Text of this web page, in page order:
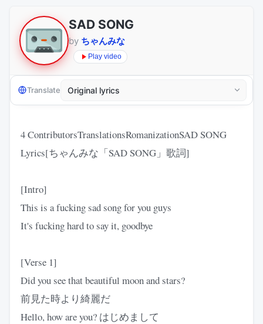
SAD SONG
by ちゃんみな
Play video
Translate
4 ContributorsTranslationsRomanizationSAD SONG
Lyrics[ちゃんみな「SAD SONG」歌詞]
[Intro]
This is a fucking sad song for you guys
It's fucking hard to say it, goodbye
[Verse 1]
Did you see that beautiful moon and stars?
前見た時より綺麗だ
Hello, how are you? はじめまして